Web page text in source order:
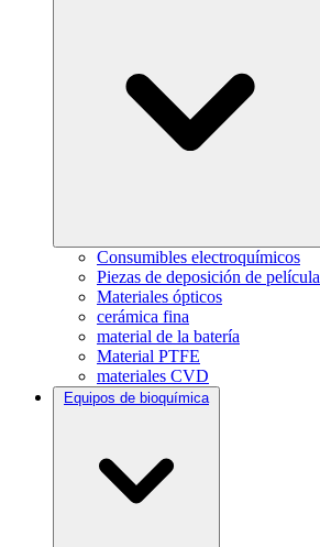
Consumibles electroquímicos
Piezas de deposición de
Materiales ópticos
cerámica fina
material de la batería
Material PTFE
materiales CVD
Equipos de bioquímica